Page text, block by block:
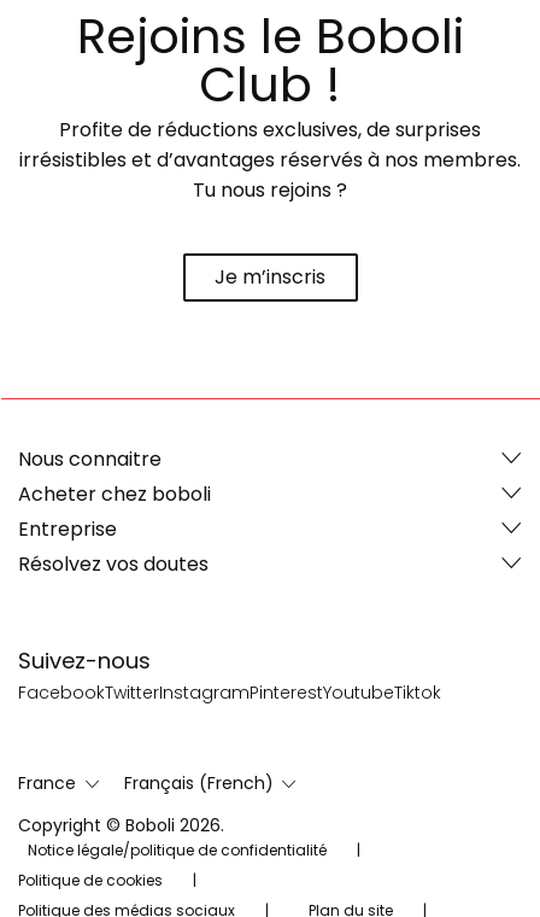
Rejoins le Boboli
Club !
Profite de réductions exclusives, de surprises
irrésistibles et d’avantages réservés à nos membres.
Tu nous rejoins ?
Je m’inscris
Suivez-nous
FacebookTwitterInstagramPinterestYoutubeTiktok
Nous connaitre
Acheter chez boboli
Entreprise
Résolvez vos doutes
France
Français (French)
Copyright © Boboli 2026.
Notice légale/politique de confidentialité
Politique de cookies
Politique des médias sociaux
Plan du site